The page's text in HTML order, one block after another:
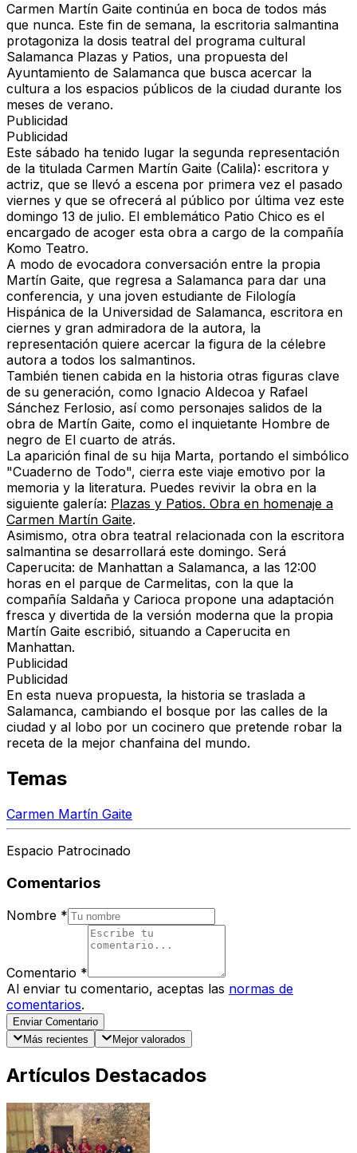
Carmen Martín Gaite continúa en boca de todos más
que nunca. Este fin de semana, la escritoria salmantina
protagoniza la dosis teatral del programa cultural
Salamanca Plazas y Patios, una propuesta del
Ayuntamiento de Salamanca que busca acercar la
cultura a los espacios públicos de la ciudad durante los
meses de verano.
Publicidad
Publicidad
Este sábado ha tenido lugar la segunda representación
de la titulada Carmen Martín Gaite (Calila): escritora y
actriz, que se llevó a escena por primera vez el pasado
viernes y que se ofrecerá al público por última vez este
domingo 13 de julio. El emblemático Patio Chico es el
encargado de acoger esta obra a cargo de la compañía
Komo Teatro.
A modo de evocadora conversación entre la propia
Martín Gaite, que regresa a Salamanca para dar una
conferencia, y una joven estudiante de Filología
Hispánica de la Universidad de Salamanca, escritora en
ciernes y gran admiradora de la autora, la
representación quiere acercar la figura de la célebre
autora a todos los salmantinos.
También tienen cabida en la historia otras figuras clave
de su generación, como Ignacio Aldecoa y Rafael
Sánchez Ferlosio, así como personajes salidos de la
obra de Martín Gaite, como el inquietante Hombre de
negro de El cuarto de atrás.
La aparición final de su hija Marta, portando el simbólico
"Cuaderno de Todo", cierra este viaje emotivo por la
memoria y la literatura. Puedes revivir la obra en la
siguiente galería: Plazas y Patios. Obra en homenaje a
Carmen Martín Gaite.
Asimismo, otra obra teatral relacionada con la escritora
salmantina se desarrollará este domingo. Será
Caperucita: de Manhattan a Salamanca, a las 12:00
horas en el parque de Carmelitas, con la que la
compañía Saldaña y Carioca propone una adaptación
fresca y divertida de la versión moderna que la propia
Martín Gaite escribió, situando a Caperucita en
Manhattan.
Publicidad
Publicidad
En esta nueva propuesta, la historia se traslada a
Salamanca, cambiando el bosque por las calles de la
ciudad y al lobo por un cocinero que pretende robar la
receta de la mejor chanfaina del mundo.
Temas
Carmen Martín Gaite
Espacio Patrocinado
Comentarios
Nombre *
Comentario *
Al enviar tu comentario, aceptas las normas de
comentarios.
Enviar Comentario
Más recientes
Mejor valorados
Artículos Destacados